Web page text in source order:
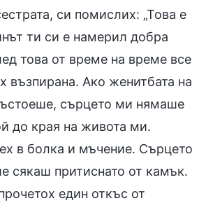
си помислих: „Това е
ти си е намерил добра
това от време на време все
възпирана. Ако женитбата на
сърцето ми нямаше
до края на живота ми.
в болка и мъчение. Сърцето
сякаш притиснато от камък.
един откъс от